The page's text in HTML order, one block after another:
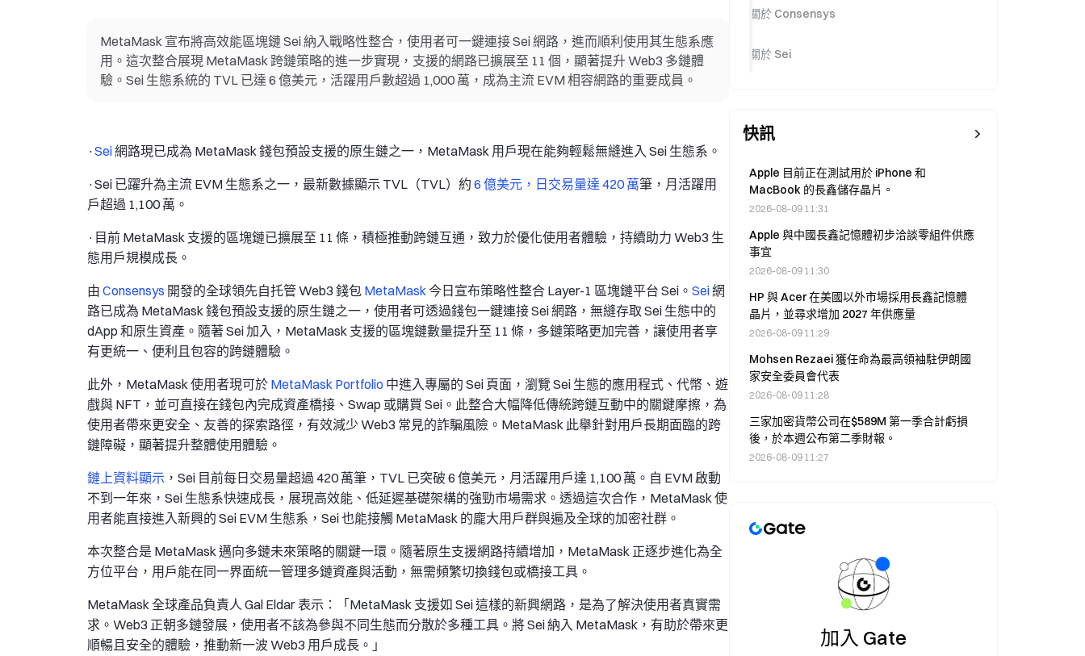
MetaMask 宣布將高效能區塊鏈 Sei 納入戰略性整合，使用者可一鍵連接 Sei 網路，進而順利使用其生態系應
用。這次整合展現 MetaMask 跨鏈策略的進一步實現，支援的網路已擴展至 11 個，顯著提升 Web3 多鏈體
驗。Sei 生態系統的 TVL 已達 6 億美元，活躍用戶數超過 1,000 萬，成為主流 EVM 相容網路的重要成員。
·Sei網路現已成為 MetaMask 錢包預設支援的原生鏈之一，MetaMask 用戶現在能夠輕鬆無縫進入 Sei 生態系。
·Sei 已躍升為主流 EVM 生態系之一，最新數據顯示 TVL（TVL）約 6 億美元，日交易量達 420 萬筆，月活躍用
戶超過 1,100 萬。
·目前 MetaMask 支援的區塊鏈已擴展至 11 條，積極推動跨鏈互通，致力於優化使用者體驗，持續助力 Web3 生
態用戶規模成長。
由 Consensys 開發的全球領先自托管 Web3 錢包 MetaMask今日宣布策略性整合 Layer-1 區塊鏈平台 Sei。 Sei網
路已成為 MetaMask 錢包預設支援的原生鏈之一，使用者可透過錢包一鍵連接 Sei 網路，無縫存取 Sei 生態中的
dApp 和原生資產。隨著 Sei 加入，MetaMask 支援的區塊鏈數量提升至 11 條，多鏈策略更加完善，讓使用者享
有更統一、便利且包容的跨鏈體驗。
此外，MetaMask 使用者現可於 MetaMask Portfolio 中進入專屬的 Sei 頁面，瀏覽 Sei 生態的應用程式、代幣、遊
戲與 NFT，並可直接在錢包內完成資產橋接、Swap 或購買 Sei。此整合大幅降低傳統跨鏈互動中的關鍵摩擦，為
使用者帶來更安全、友善的探索路徑，有效減少 Web3 常見的詐騙風險。MetaMask 此舉針對用戶長期面臨的跨
鏈障礙，顯著提升整體使用體驗。
鏈上資料顯示 ，Sei 目前每日交易量超過 420 萬筆，TVL 已突破 6 億美元，月活躍用戶達 1,100 萬。自 EVM 啟動
不到一年來，Sei 生態系快速成長，展現高效能、低延遲基礎架構的強勁市場需求。透過這次合作，MetaMask 使
用者能直接進入新興的 Sei EVM 生態系，Sei 也能接觸 MetaMask 的龐大用戶群與遍及全球的加密社群。
本次整合是 MetaMask 邁向多鏈未來策略的關鍵一環。隨著原生支援網路持續增加，MetaMask 正逐步進化為全
方位平台，用戶能在同一界面統一管理多鏈資產與活動，無需頻繁切換錢包或橋接工具。
MetaMask 全球產品負責人 Gal Eldar 表示：「MetaMask 支援如 Sei 這樣的新興網路，是為了解決使用者真實需
求。Web3 正朝多鏈發展，使用者不該為參與不同生態而分散於多種工具。將 Sei 納入 MetaMask，有助於帶來更
順暢且安全的體驗，推動新一波 Web3 用戶成長。」
關於 Consensys
關於 Sei
快訊
Apple 目前正在測試用於 iPhone 和
MacBook 的長鑫儲存晶片。
2026-08-09 11:31
Apple 與中國長鑫記憶體初步洽談零組件供應
事宜
2026-08-09 11:30
HP 與 Acer 在美國以外市場採用長鑫記憶體
晶片，並尋求增加 2027 年供應量
2026-08-09 11:29
Mohsen Rezaei 獲任命為最高領袖駐伊朗國
家安全委員會代表
2026-08-09 11:28
三家加密貨幣公司在$589M 第一季合計虧損
後，於本週公布第二季財報。
2026-08-09 11:27
加入 Gate